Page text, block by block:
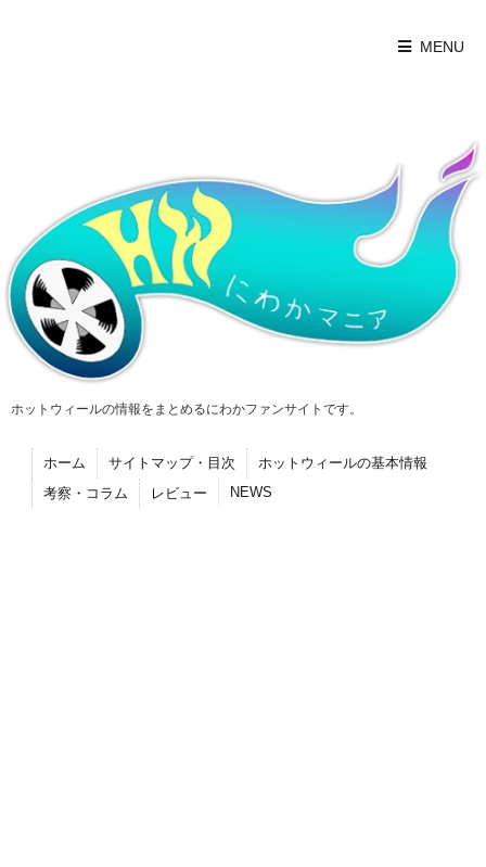
MENU
ホットウィールの情報をまとめるにわかファンサイトです。
ホーム サイトマップ・目次
ホットウィールの基本情報
考察・コラム
レビュー NEWS